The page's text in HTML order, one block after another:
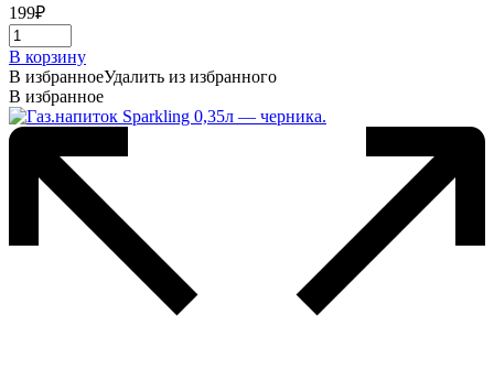
199₽
В корзину
В избранноеУдалить из избранного
В избранное